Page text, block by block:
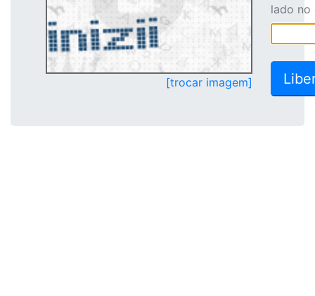
[trocar imagem]
lado no